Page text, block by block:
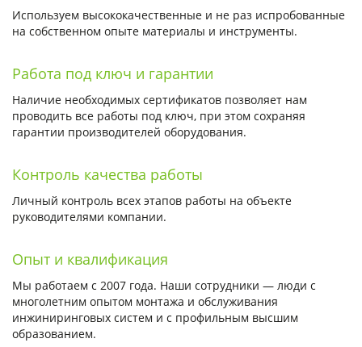
Используем высококачественные и не раз испробованные
на собственном опыте материалы и инструменты.
Работа под ключ и гарантии
Наличие необходимых сертификатов позволяет нам
проводить все работы под ключ, при этом сохраняя
гарантии производителей оборудования.
Контроль качества работы
Личный контроль всех этапов работы на объекте
руководителями компании.
Опыт и квалификация
Мы работаем с 2007 года. Наши сотрудники — люди с
многолетним опытом монтажа и обслуживания
инжиниринговых систем и с профильным высшим
образованием.